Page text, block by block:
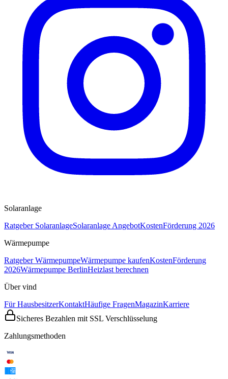
Solaranlage
Ratgeber SolaranlageSolaranlage AngebotKostenFörderung 2026
Wärmepumpe
Ratgeber WärmepumpeWärmepumpe kaufenKostenFörderung
2026Wärmepumpe BerlinHeizlast berechnen
Über vind
Für HausbesitzerKontaktHäufige FragenMagazinKarriere
Sicheres Bezahlen mit SSL Verschlüsselung
Zahlungsmethoden